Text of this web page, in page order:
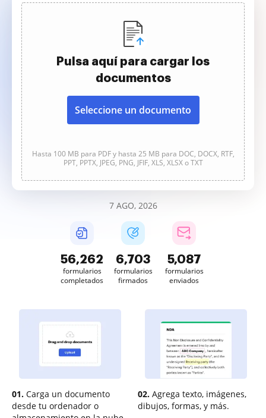
Pulsa aquí para cargar los
documentos
Seleccione un documento
Hasta 100 MB para PDF y hasta 25 MB para DOC, DOCX, RTF,
PPT, PPTX, JPEG, PNG, JFIF, XLS, XLSX o TXT
7 AGO, 2026
56,263
formularios
completados
6,703
formularios
firmados
5,087
formularios
enviados
01. Carga un documento
desde tu ordenador o
02. Agrega texto, imágenes,
dibujos, formas, y más.